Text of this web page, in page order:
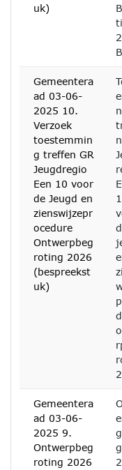
uk)
Gemeentera
ad 03-06-
2025 10.
Verzoek
toestemmin
g treffen GR
Jeugdregio
Een 10 voor
de Jeugd en
zienswijzepr
ocedure
Ontwerpbeg
roting 2026
(bespreekst
uk)
Gemeentera
ad 03-06-
2025 9.
Ontwerpbeg
roting 2026
g